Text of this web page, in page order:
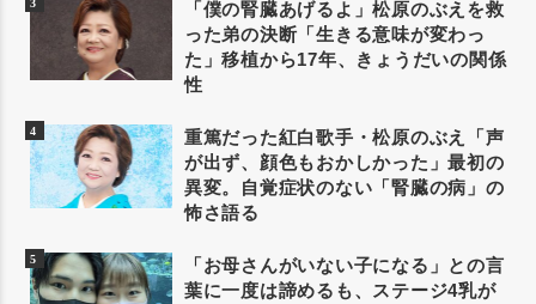
「僕の腎臓あげるよ」松原のぶえを救
った弟の決断「生きる意味が変わっ
た」移植から17年、きょうだいの関係
性
重篤だった紅白歌手・松原のぶえ「声
が出ず、顔色もおかしかった」最初の
異変。自覚症状のない「腎臓の病」の
怖さ語る
「お母さんがいない子になる」との言
葉に一度は諦めるも、ステージ4乳が